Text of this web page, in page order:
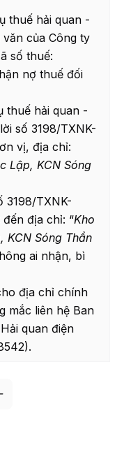
thuế hải quan -
của Công ty
số thuế:
nợ thuế đối
thuế hải quan -
số 3198/TXNK-
vị, địa chỉ:
Lập, KCN Sóng
3198/TXNK-
địa chỉ: “Kho
KCN Sóng Thần
ai nhận, bì
địa chỉ chính
mắc liên hệ Ban
quan điện